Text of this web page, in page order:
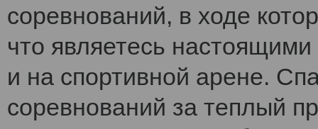
соревнований, в ходе
что являетесь
и на спортивной арене.
соревнований за теплый